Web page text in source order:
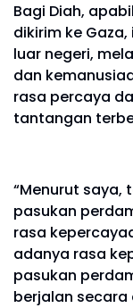
Bagi Diah,
dikirim ke
luar negeri,
dan
rasa percaya
tantangan
“Menurut saya,
pasukan
rasa
adanya rasa
pasukan
berjalan secara